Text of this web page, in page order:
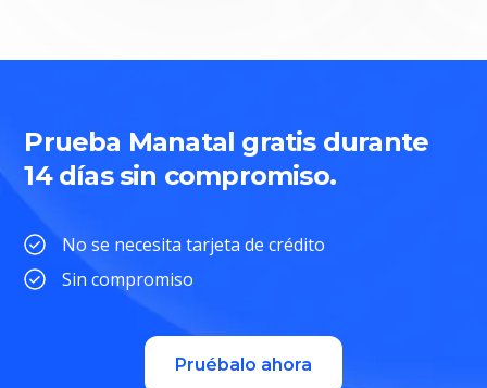
Prueba Manatal gratis durante
14 días sin compromiso.
No se necesita tarjeta de crédito
Sin compromiso
Pruébalo ahora